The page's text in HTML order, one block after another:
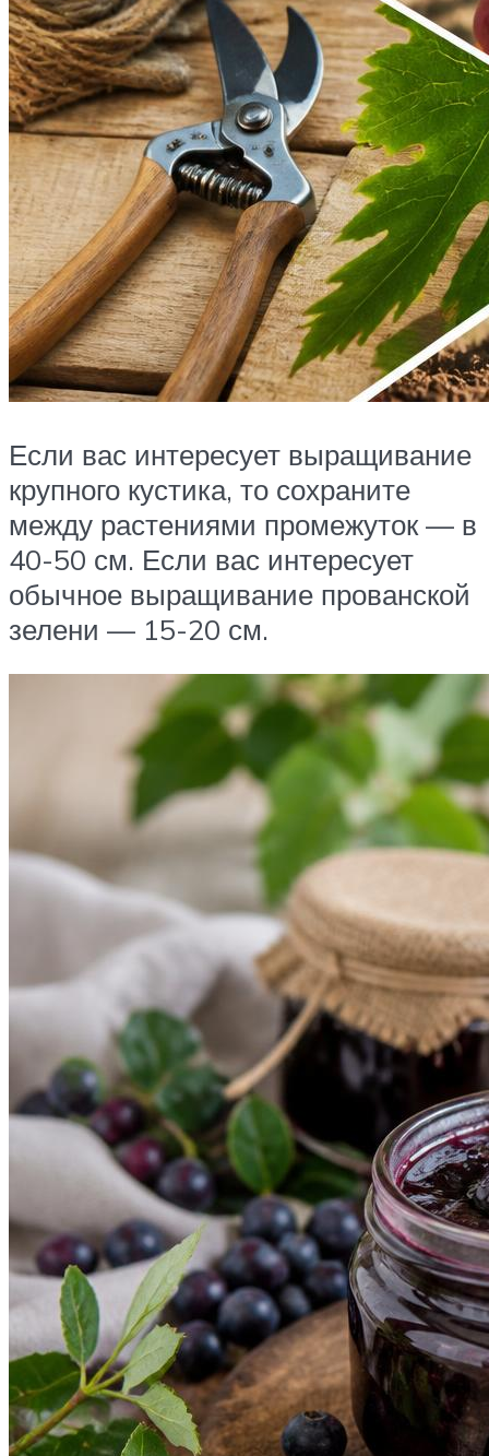
Если вас интересует выращивание
крупного кустика, то сохраните
между растениями промежуток — в
40-50 см. Если вас интересует
обычное выращивание прованской
зелени — 15-20 см.